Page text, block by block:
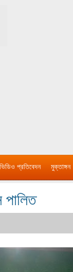
ভিডিও প্রতিবেদন মুক্তাঙ্গন
পালিত